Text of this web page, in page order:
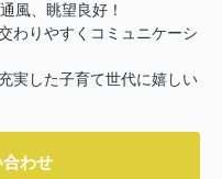
風、眺望良好！
わりやすくコミュニケーシ
実した子育て世代に嬉しい
わせ